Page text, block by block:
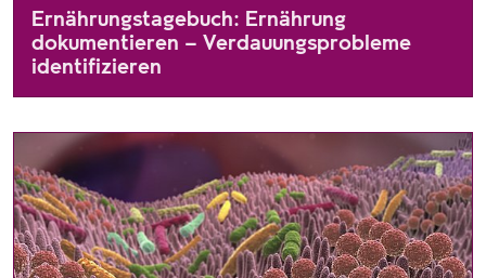
Ernährungstagebuch: Ernährung
dokumentieren – Verdauungsprobleme
identifizieren
Viele Faktoren können einen Einfluss auf unser Magen-